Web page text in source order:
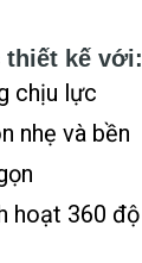
thiết kế với:
chịu lực
nhẹ và bền
hoạt 360 độ